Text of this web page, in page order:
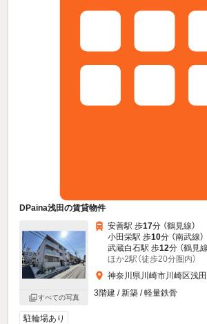
DPaina浅田の賃貸物件
すべての写真
安善駅 歩17分 （鶴見線）
小田栄駅 歩10分 （南武線）
武蔵白石駅 歩12分 （鶴見線
ほか2駅（徒歩20分圏内）
神奈川県川崎市川崎区浅
3階建 / 新築 / 軽量鉄骨
駐輪場あり